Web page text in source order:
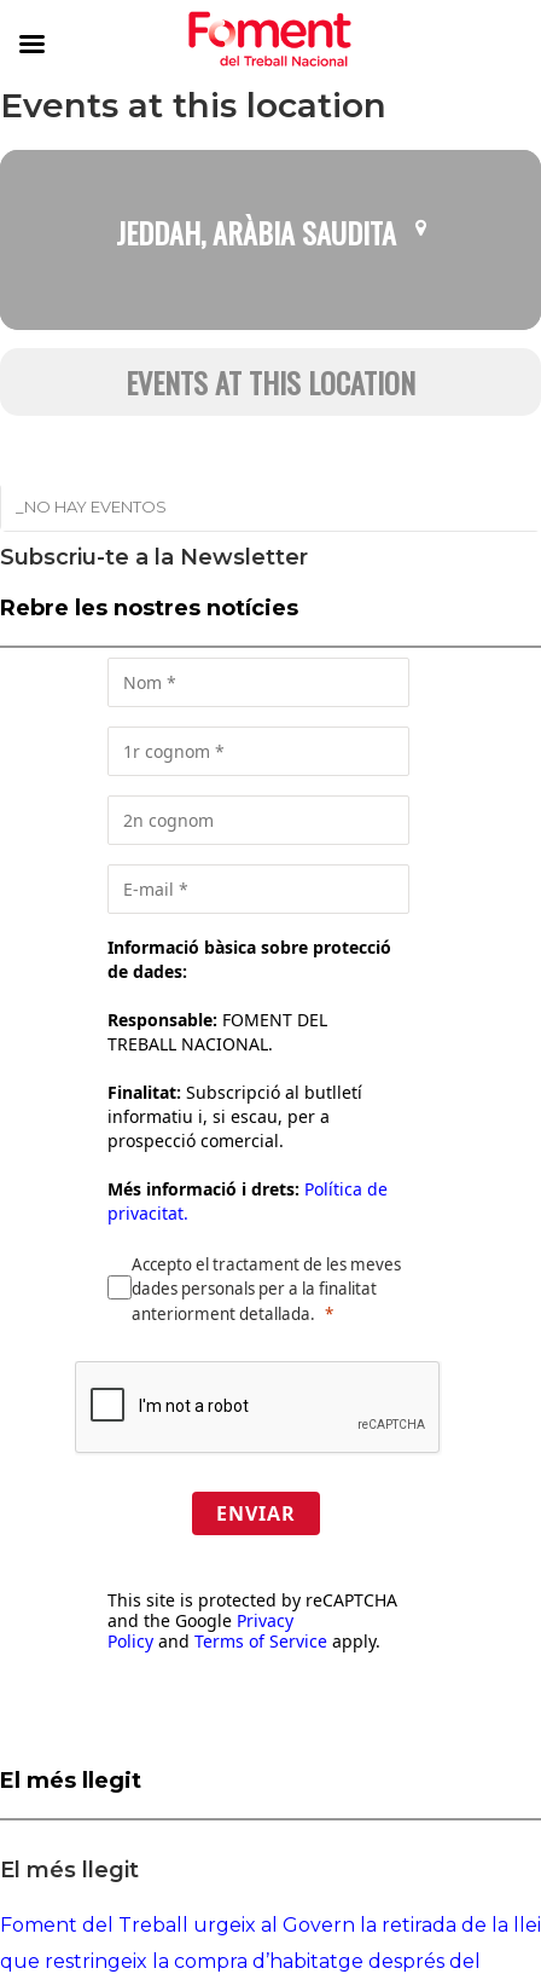
Events at this location
JEDDAH, ARÀBIA SAUDITA
EVENTS AT THIS LOCATION
_NO HAY EVENTOS
Subscriu-te a la Newsletter
Rebre les nostres notícies
Informació bàsica sobre protecció
de dades:
Responsable: FOMENT DEL
TREBALL NACIONAL.
Finalitat: Subscripció al butlletí
informatiu i, si escau, per a
prospecció comercial.
Més informació i drets: Política de
privacitat.
Accepto el tractament de les meves
dades personals per a la finalitat
anteriorment detallada.
ENVIAR
This site is protected by reCAPTCHA
and the Google Privacy
Policy and Terms of Service apply.
El més llegit
El més llegit
Foment del Treball urgeix al Govern la retirada de la llei
que restringeix la compra d’habitatge després del